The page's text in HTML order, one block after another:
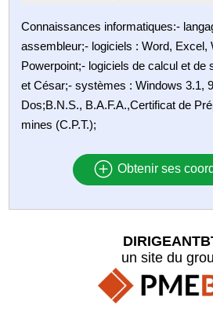
Connaissances informatiques:-
assembleur;- logiciels : Word, Excel,
Powerpoint;- logiciels de calcul et de
et César;- systèmes : Windows 3.1,
Dos;B.N.S., B.A.F.A.,Certificat de
mines (C.P.T.);
Obtenir ses
un site du